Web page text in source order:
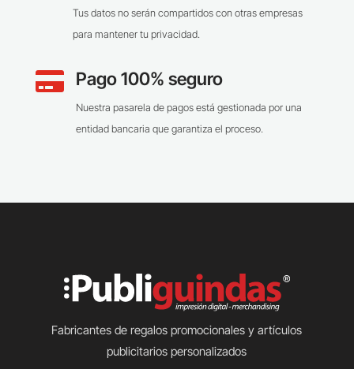
Tus datos no serán compartidos con otras empresas
para mantener tu privacidad.
 Pago 100% seguro
Nuestra pasarela de pagos está gestionada por una
entidad bancaria que garantiza el proceso.
Fabricantes de regalos promocionales y artículos
publicitarios personalizados